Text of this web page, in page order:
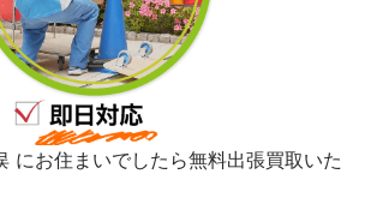
にお住まいでしたら無料出張買取いた